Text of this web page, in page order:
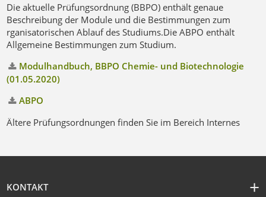
Die aktuelle Prüfungsordnung (BBPO) enthält genaue
Beschreibung der Module und die Bestimmungen zum
rganisatorischen Ablauf des Studiums.Die ABPO enthält
Allgemeine Bestimmungen zum Studium.
Modulhandbuch, BBPO Chemie- und Biotechnologie
(01.05.2020)
ABPO
Ältere Prüfungsordnungen finden Sie im Bereich Internes
KONTAKT